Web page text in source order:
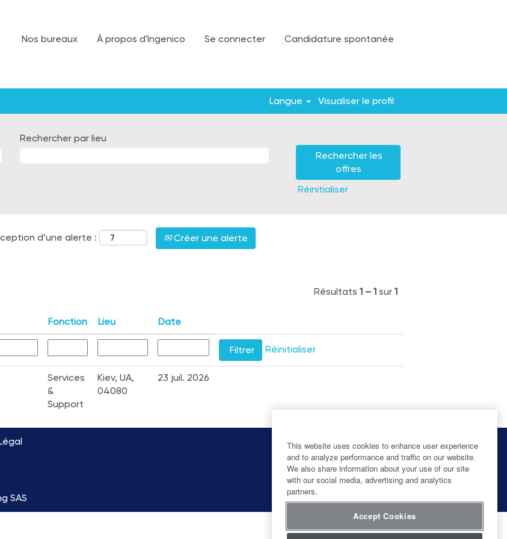
Nos bureaux À propos d'Ingenico Se connecter Candidature spontanée
Langue Visualiser le profil
Rechercher par lieu
Réinitialiser
d’une alerte : Créer une alerte
Résultats 1 – 1 sur 1
Fonction Lieu Date
Réinitialiser
Services
&
Support
Kiev, UA,
04080
23 juil. 2026
S
’
o
u
v
r
e
n
S
’
o
u
v
e
n
S
’
o
u
v
e
a
n
’
o
u
v
e
a
n
SAS
This website uses cookies to enhance user experience
and to analyze performance and traffic on our website.
We also share information about your use of our site
with our social media, advertising and analytics
partners.
Accept Cookies